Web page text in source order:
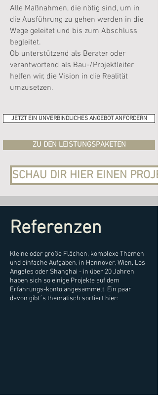
Alle Maßnahmen, die nötig sind, um in
die Ausführung zu gehen werden in die
Wege geleitet und bis zum Abschluss
begleitet.
Ob unterstützend als Berater oder
verantwortend als Bau-/Projektleiter
helfen wir, die Vision in die Realität
umzusetzen.
JETZT EIN UNVERBINDLICHES ANGEBOT ANFORDERN
ZU DEN LEISTUNGSPAKETEN
SCHAU DIR HIER EINEN
Referenzen
Kleine oder große Flächen, komplexe Themen
und einfache Aufgaben, in Hannover, Wien, Los
Angeles oder Shanghai - in über 20 Jahren
haben sich so einige Projekte auf dem
Erfahrungs-konto angesammelt. Ein paar
davon gibt´s thematisch sortiert hier: